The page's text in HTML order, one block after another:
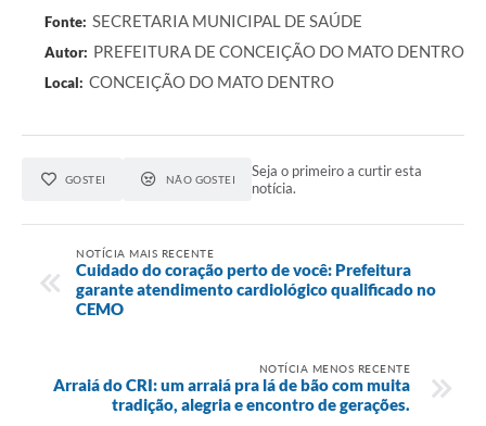
Fonte: SECRETARIA MUNICIPAL DE SAÚDE
Autor: PREFEITURA DE CONCEIÇÃO DO MATO DENTRO
Local: CONCEIÇÃO DO MATO DENTRO
GOSTEI NÃO GOSTEI
Seja o primeiro a curtir esta
notícia.
NOTÍCIA MAIS RECENTE
Cuidado do coração perto de você: Prefeitura
garante atendimento cardiológico qualificado no
CEMO
NOTÍCIA MENOS RECENTE
Arraiá do CRI: um arraiá pra lá de bão com muita
tradição, alegria e encontro de gerações.